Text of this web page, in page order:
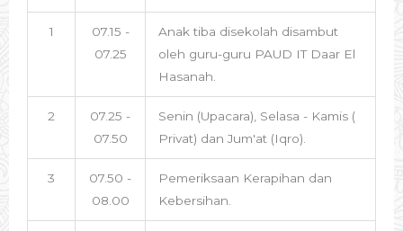
1
07.15 -
07.25
Anak tiba disekolah disambut
oleh guru-guru PAUD IT Daar El
Hasanah.
2
07.25 -
07.50
Senin (Upacara), Selasa - Kamis (
Privat) dan Jum'at (Iqro).
3
07.50 -
08.00
Pemeriksaan Kerapihan dan
Kebersihan.